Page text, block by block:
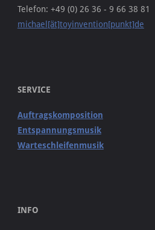
Telefon: +49 (0) 26 36 - 9 66 38 81
michael[ät]toyinvention[punkt]de
SERVICE
Auftragskomposition
Entspannungsmusik
Warteschleifenmusik
INFO